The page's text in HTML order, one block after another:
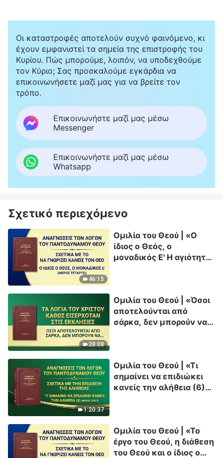
Οι καταστροφές αποτελούν συχνό φαινόμενο, κι
έχουν εμφανιστεί τα σημεία της επιστροφής του
Κυρίου. Πώς μπορούμε, λοιπόν, να υποδεχθούμε
τον Κύριο; Σας προσκαλούμε εγκάρδια να
επικοινωνήσετε μαζί μας για να βρείτε τον
τρόπο.
Επικοινωνήστε μαζί μας μέσω
Messenger
Επικοινωνήστε μαζί μας μέσω
Whatsapp
Σχετικό περιεχόμενο
46:15
Ομιλία του Θεού | «Ο
ίδιος ο Θεός, ο
μοναδικός Ε' Η αγιότητα
28:08
Ομιλία του Θεού | «Όσοι
αποτελούνται από
σάρκα, δεν μπορούν να
1:20:37
Ομιλία του Θεού | «Τι
σημαίνει να επιδιώκει
κανείς την αλήθεια (6)»
Ομιλία του Θεού | «Το
έργο του Θεού, η διάθεση
του Θεού και ο ίδιος ο